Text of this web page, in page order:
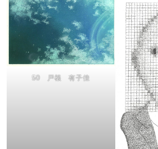
50 戸根 有子佳